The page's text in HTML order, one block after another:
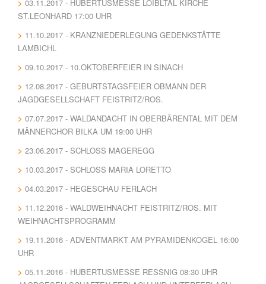
03.11.2017 - HUBERTUSMESSE LOIBLTAL KIRCHE
ST.LEONHARD 17:00 UHR
11.10.2017 - KRANZNIEDERLEGUNG GEDENKSTÄTTE
LAMBICHL
09.10.2017 - 10.OKTOBERFEIER IN SINACH
12.08.2017 - GEBURTSTAGSFEIER OBMANN DER
JAGDGESELLSCHAFT FEISTRITZ/ROS.
07.07.2017 - WALDANDACHT IN OBERBÄRENTAL MIT DEM
MÄNNERCHOR BILKA UM 19:00 UHR
23.06.2017 - SCHLOSS MAGEREGG
10.03.2017 - SCHLOSS MARIA LORETTO
04.03.2017 - HEGESCHAU FERLACH
11.12.2016 - WALDWEIHNACHT FEISTRITZ/ROS. MIT
WEIHNACHTSPROGRAMM
19.11.2016 - ADVENTMARKT AM PYRAMIDENKOGEL 16:00
UHR
05.11.2016 - HUBERTUSMESSE RESSNIG 08:30 UHR J